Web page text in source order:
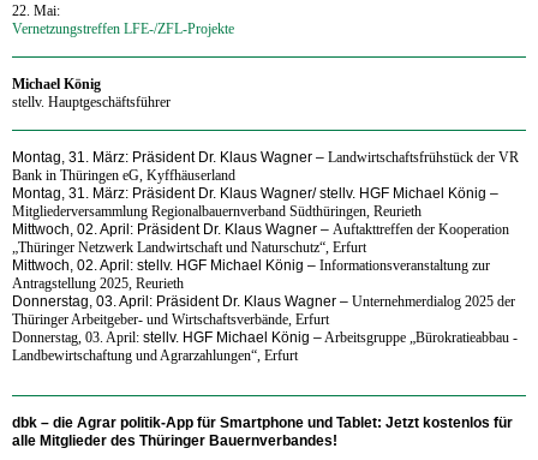
22. Mai:
Vernetzungstreffen LFE-/ZFL-Projekte
Michael König
stellv. Hauptgeschäftsführer
Montag, 31. März: Präsident Dr. Klaus Wagner – Landwirtschaftsfrühstück der VR
Bank in Thüringen eG, Kyffhäuserland
Montag, 31. März: Präsident Dr. Klaus Wagner/stellv. HGF Michael König –
Mitgliederversammlung Regionalbauernverband Südthüringen, Reurieth
Mittwoch, 02. April: Präsident Dr. Klaus Wagner – Auftakttreffen der Kooperation
„Thüringer Netzwerk Landwirtschaft und Naturschutz“, Erfurt
Mittwoch, 02. April: stellv. HGF Michael König – Informationsveranstaltung zur
Antragstellung 2025, Reurieth
Donnerstag, 03. April: Präsident Dr. Klaus Wagner – Unternehmerdialog 2025 der
Thüringer Arbeitgeber- und Wirtschaftsverbände, Erfurt
Donnerstag, 03. April: stellv. HGF Michael König –Arbeitsgruppe „Bürokratieabbau -
Landbewirtschaftung und Agrarzahlungen“, Erfurt
dbk – die Agrar politik-App für Smartphone und Tablet: Jetzt kostenlos für
alle Mitglieder des Thüringer Bauernverbandes!